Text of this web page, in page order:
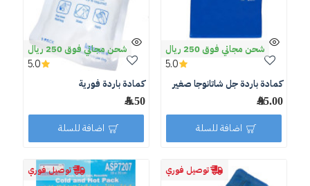
شحن مجاني فوق 250 ريال
كمادة باردة جل شاتانوجا صغير
95.00 ﷼
5.0
اضافة للسلة
شحن مجاني فوق 250 ريال
كمادة باردة فورية
5.50 ﷼
5.0
اضافة للسلة
توصيل فوري توصيل فوري